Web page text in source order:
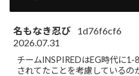
名もなき忍び
1d76f6cf6
2026.07.31
チームINSPIREDはEG時代に1-
されてたことを考慮しているの